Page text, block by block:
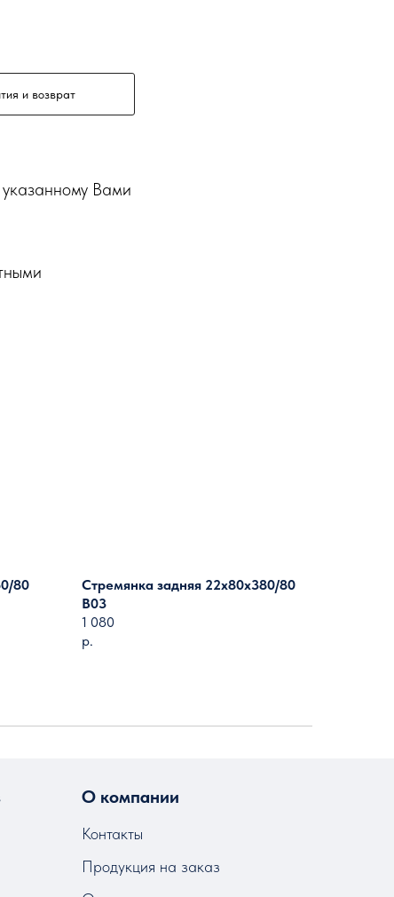
и возврат
Вами
80
Стремянка задняя 22х80х380/80
B03
1 080
р.
О компании
Контакты
Продукция на заказ